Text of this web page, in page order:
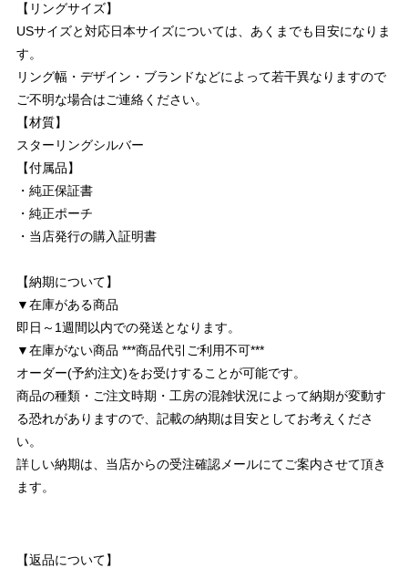
【リングサイズ】
USサイズと対応日本サイズについては、あくまでも目安になりま
す。
リング幅・デザイン・ブランドなどによって若干異なりますので
ご不明な場合はご連絡ください。
【材質】
スターリングシルバー
【付属品】
・純正保証書
・純正ポーチ
・当店発行の購入証明書
【納期について】
▼在庫がある商品
即日～1週間以内での発送となります。
▼在庫がない商品 ***商品代引ご利用不可***
オーダー(予約注文)をお受けすることが可能です。
商品の種類・ご注文時期・工房の混雑状況によって納期が変動す
る恐れがありますので、記載の納期は目安としてお考えくださ
い。
詳しい納期は、当店からの受注確認メールにてご案内させて頂き
ます。
【返品について】